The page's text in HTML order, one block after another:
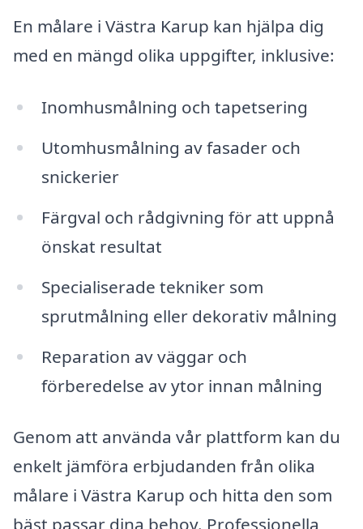
En målare i Västra Karup kan hjälpa dig
med en mängd olika uppgifter, inklusive:
Inomhusmålning och tapetsering
Utomhusmålning av fasader och
snickerier
Färgval och rådgivning för att uppnå
önskat resultat
Specialiserade tekniker som
sprutmålning eller dekorativ målning
Reparation av väggar och
förberedelse av ytor innan målning
Genom att använda vår plattform kan du
enkelt jämföra erbjudanden från olika
målare i Västra Karup och hitta den som
bäst passar dina behov. Professionella